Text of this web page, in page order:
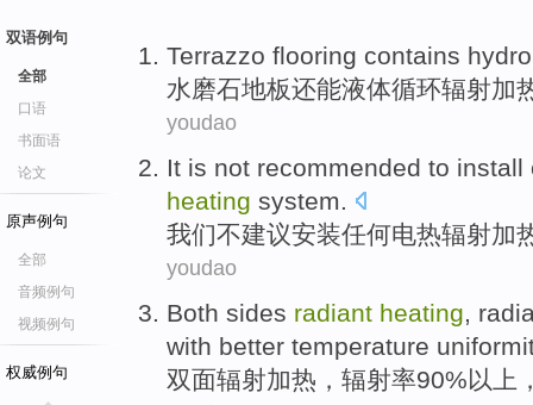
双语例句
全部
口语
书面语
论文
原声例句
全部
音频例句
视频例句
权威例句
Terrazzo flooring contains
水磨石地板还能液体循环辐射加
youdao
It is not recommended to install
heating system.
我们不建议安装任何电热辐射加
youdao
Both sides radiant heating
with better temperature
双面辐射加热 ， 辐射率90%以上